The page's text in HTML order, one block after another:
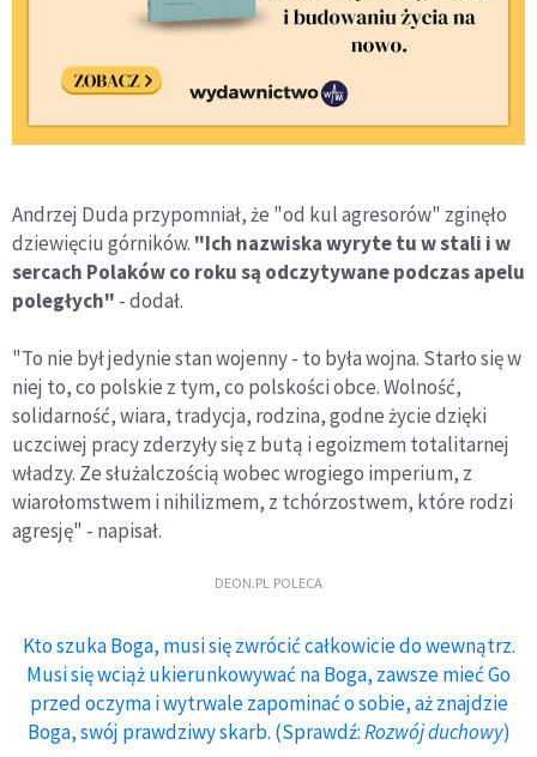
Andrzej Duda przypomniał, że "od kul agresorów" zginęło
dziewięciu górników. "Ich nazwiska wyryte tu w stali i w
sercach Polaków co roku są odczytywane podczas apelu
poległych" - dodał.
"To nie był jedynie stan wojenny - to była wojna. Starło się w
niej to, co polskie z tym, co polskości obce. Wolność,
solidarność, wiara, tradycja, rodzina, godne życie dzięki
uczciwej pracy zderzyły się z butą i egoizmem totalitarnej
władzy. Ze służalczością wobec wrogiego imperium, z
wiarołomstwem i nihilizmem, z tchórzostwem, które rodzi
agresję" - napisał.
DEON.PL POLECA
Kto szuka Boga, musi się zwrócić całkowicie do wewnątrz.
Musi się wciąż ukierunkowywać na Boga, zawsze mieć Go
przed oczyma i wytrwale zapominać o sobie, aż znajdzie
Boga, swój prawdziwy skarb. (Sprawdź:Rozwój duchowy)